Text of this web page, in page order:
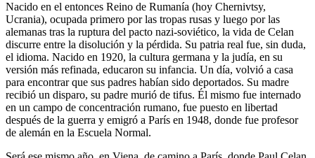
Nacido en el entonces Reino de Rumanía (hoy Chernivtsy,
Ucrania), ocupada primero por las tropas rusas y luego por las
alemanas tras la ruptura del pacto nazi-soviético, la vida de Celan
discurre entre la disolución y la pérdida. Su patria real fue, sin duda,
el idioma. Nacido en 1920, la cultura germana y la judía, en su
versión más refinada, educaron su infancia. Un día, volvió a casa
para encontrar que sus padres habían sido deportados. Su madre
recibió un disparo, su padre murió de tifus. Él mismo fue internado
en un campo de concentración rumano, fue puesto en libertad
después de la guerra y emigró a París en 1948, donde fue profesor
de alemán en la Escuela Normal.